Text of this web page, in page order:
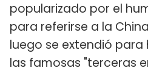
popularizado por el
para referirse a la
luego se extendió
las famosas "terceras